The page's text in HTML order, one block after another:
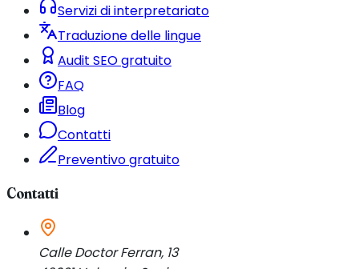
Servizi di interpretariato
Traduzione delle lingue
Audit SEO gratuito
FAQ
Blog
Contatti
Preventivo gratuito
Contatti
Calle Doctor Ferran, 13